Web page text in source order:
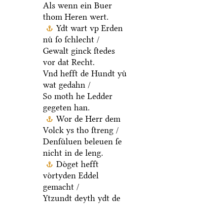
Als wenn ein Buer
thom Heren wert.
Ydt wart vp Erden
nuͤ ſo ſchlecht /
Gewalt ginck ſtedes
vor dat Recht.
Vnd hefft de Hundt yuͤ
wat gedahn /
So moth he Ledder
gegeten han.
Wor de Herr dem
Volck ys tho ſtreng /
Denſuͤluen beleuen ſe
nicht in de leng.
Doͤget hefft
voͤrtyden Eddel
gemacht /
Ytzundt deyth ydt de